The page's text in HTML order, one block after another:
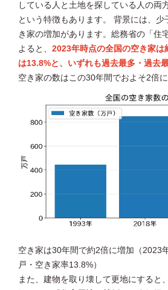
している人と土地を探している人の両
という特徴もあります。 背景には、
き家の増加があります。総務省の「住
よると、 2023年時点の全国の空き家は
は13.8%と、いずれも過去最多・過去
空き家の数はこの30年間でおよそ2倍に
空き家は30年間で約2倍に増加（2023
戸・空き家率13.8%）
また、建物を取り壊して更地にすると